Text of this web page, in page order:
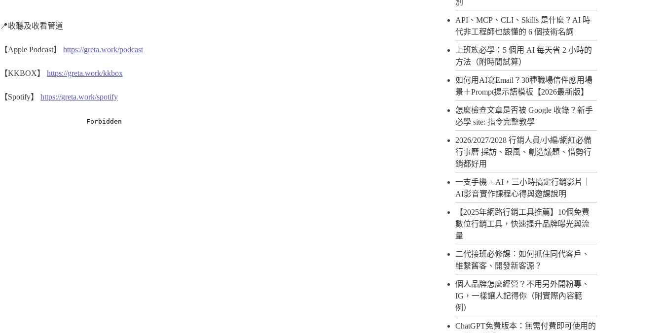
📍收聽及收看管道
【Apple Podcast】 https://greta.work/podcast
【KKBOX】 https://greta.work/kkbox
【Spotify】 https://greta.work/spotify
別
API、MCP、CLI、Skills 是什麼？AI 時
代非工程師也該懂的 6 個技術名詞
上班族必學：5 個用 AI 每天省 2 小時的
方法（附時間試算）
如何用AI寫Email？30種職場信件應用場
景＋Prompt提示語模板【2026最新版】
怎麼檢查文章是否被 Google 收錄？新手
必學 site: 指令完整教學
2026/2027/2028 行銷人員/小編/網紅必備
行事曆 採訪、跟風、創造議題、借勢行
銷都好用
一支手機 + AI，三小時搞定行銷影片｜
AI影音實作課程心得與邀課說明
【2025年網路行銷工具推薦】10個免費
數位行銷工具，快速提升品牌曝光與流
量
二代接班必修課：如何抓住同代客戶、
維繫舊客、開發新客源？
個人品牌怎麼經營？不用另外開粉專、
IG，一樣讓人記得你（附實際內容範
例）
ChatGPT免費版本：無需付費即可使用的